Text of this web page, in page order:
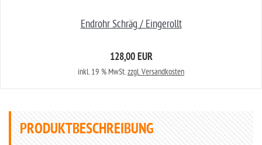
Endrohr Schräg / Eingerollt
128,00 EUR
inkl. 19 % MwSt.zzgl. Versandkosten
PRODUKTBESCHREIBUNG